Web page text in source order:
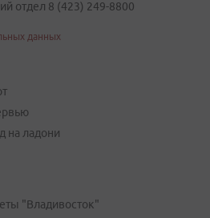
отдел 8 (423) 249-8800
данных
на ладони
"Владивосток"